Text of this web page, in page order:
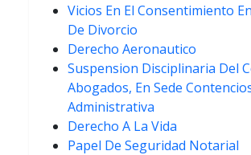
Vicios En El Consentimiento
De Divorcio
Derecho Aeronautico
Suspension Disciplinaria Del
Abogados, En Sede
Administrativa
Derecho A La Vida
Papel De Seguridad Notarial